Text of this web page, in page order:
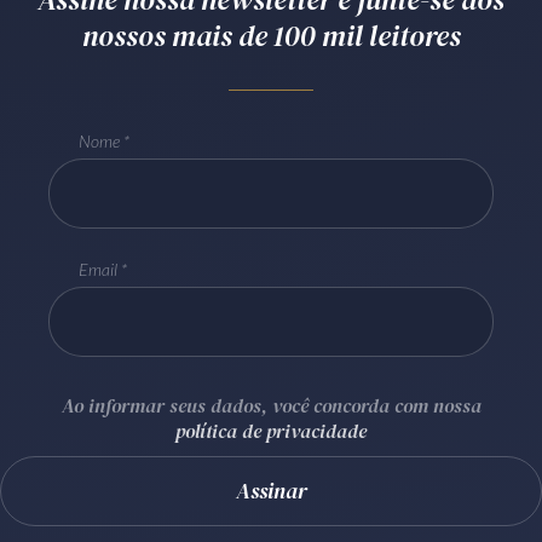
Receba por RSS
Batel Curitiba/PR CEP80240-000
nossos mais de 100 mil leitores
Nome
Email
Ao informar seus dados, você concorda com nossa
política de privacidade